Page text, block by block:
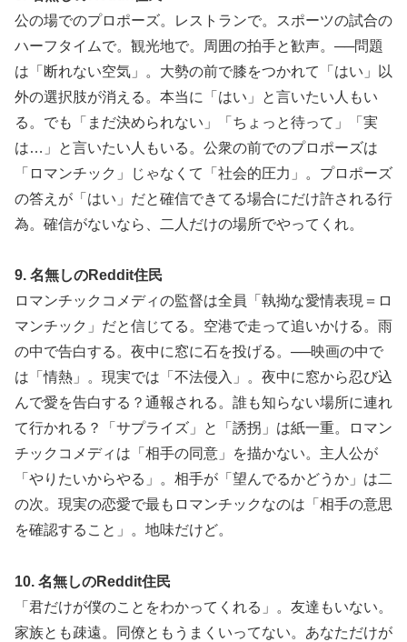
公の場でのプロポーズ。レストランで。スポーツの試合の
ハーフタイムで。観光地で。周囲の拍手と歓声。──問題
は「断れない空気」。大勢の前で膝をつかれて「はい」以
外の選択肢が消える。本当に「はい」と言いたい人もい
る。でも「まだ決められない」「ちょっと待って」「実
は…」と言いたい人もいる。公衆の前でのプロポーズは
「ロマンチック」じゃなくて「社会的圧力」。プロポーズ
の答えが「はい」だと確信できてる場合にだけ許される行
為。確信がないなら、二人だけの場所でやってくれ。
9. 名無しのReddit住民
ロマンチックコメディの監督は全員「執拗な愛情表現＝ロ
マンチック」だと信じてる。空港で走って追いかける。雨
の中で告白する。夜中に窓に石を投げる。──映画の中で
は「情熱」。現実では「不法侵入」。夜中に窓から忍び込
んで愛を告白する？通報される。誰も知らない場所に連れ
て行かれる？「サプライズ」と「誘拐」は紙一重。ロマン
チックコメディは「相手の同意」を描かない。主人公が
「やりたいからやる」。相手が「望んでるかどうか」は二
の次。現実の恋愛で最もロマンチックなのは「相手の意思
を確認すること」。地味だけど。
10. 名無しのReddit住民
「君だけが僕のことをわかってくれる」。友達もいない。
家族とも疎遠。同僚ともうまくいってない。あなただけが